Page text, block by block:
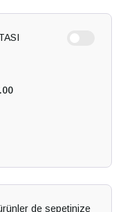
de sepetinize